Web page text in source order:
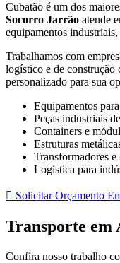
Cubatão é um dos
Socorro Jarrão atende
equipamentos industriais,
Trabalhamos com
logístico e de
personalizado para sua
Equipamentos
Peças industriais
Containers e
Estruturas
Transformadores
Logística para
 Solicitar Orçamento
Transporte em
Confira nosso trabalho